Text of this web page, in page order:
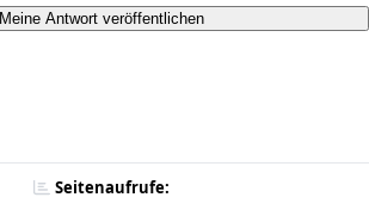
Meine Antwort veröffentlichen
Seitenaufrufe: